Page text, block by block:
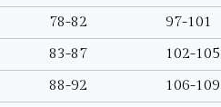
78-82 97-101
83-87 102-105
88-92 106-109